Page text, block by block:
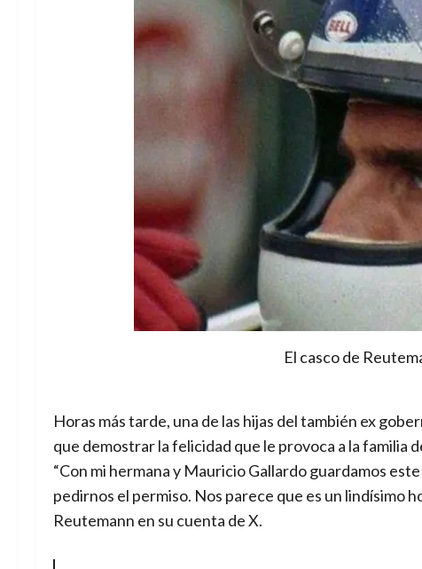
El casco de
Horas más tarde, una de las hijas del también ex
que demostrar la felicidad que le provoca a la familia
“Con mi hermana y Mauricio Gallardo guardamos
pedirnos el permiso. Nos parece que es un lindísimo
Reutemann en su cuenta de X.